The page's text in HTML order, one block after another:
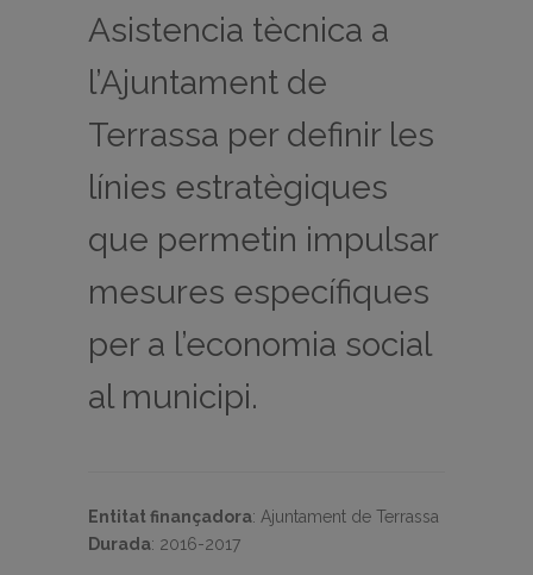
Asistencia tècnica a
l’Ajuntament de
Terrassa per definir les
línies estratègiques
que permetin impulsar
mesures específiques
per a l’economia social
al municipi.
Entitat finançadora: Ajuntament de Terrassa
Durada: 2016-2017